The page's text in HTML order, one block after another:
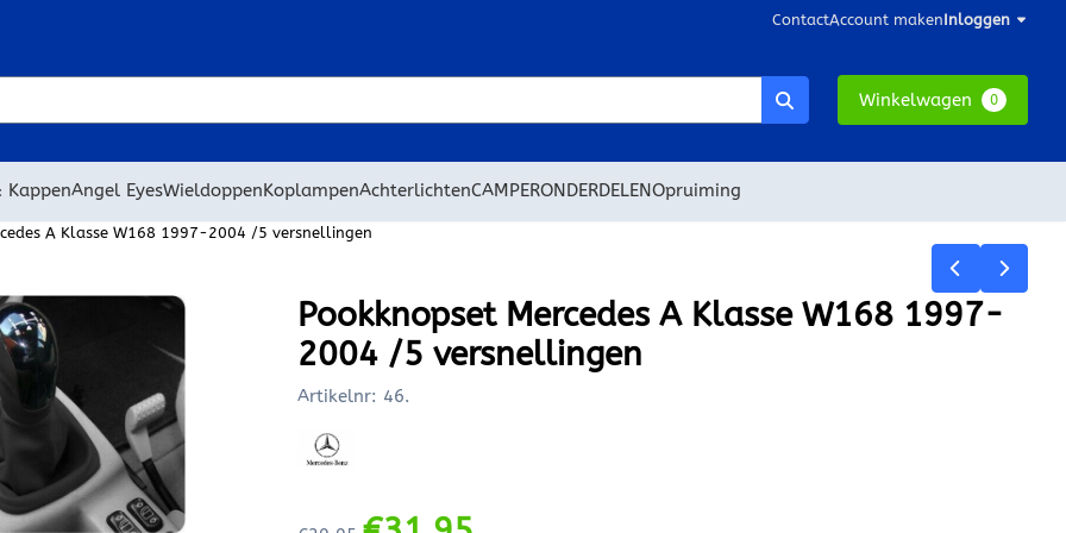
ContactAccount makenInloggen
Winkelwagen 0
KappenAngel EyesWieldoppenKoplampenAchterlichtenCAMPERONDERDELENOpruiming
A Klasse W168 1997-2004 /5 versnellingen
Pookknopset Mercedes A Klasse W168 1997-
2004 /5 versnellingen
Artikelnr: 46.